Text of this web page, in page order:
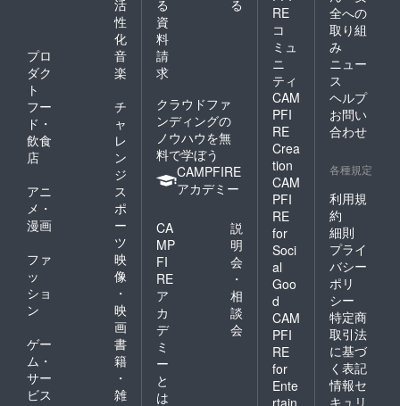
活
性
化
プロ
ダク
ト
音
楽
フー
ド・
飲食
店
チ
ャ
レ
ン
ジ
アニ
メ・
漫画
ス
ポ
ー
ツ
ファ
ッ
ショ
ン
映
像
・
映
画
ゲー
ム・
サー
ビス
書
籍
・
雑
る
る
資
料
請
求
クラウドファ
ンディングの
ノウハウを無
料で学ぼう
CAMPFIRE
アカデミー
CA
MP
FI
RE
ア
カ
デ
ミ
ー
と
は
説
明
会
・
相
談
会
RE
コ
ミュ
ニ
ティ
CAM
PFI
RE
Crea
tion
CAM
PFI
RE
for
Soci
al
Goo
d
CAM
PFI
RE
for
Ente
rtain
全への
取り組
み
ニュー
ス
ヘルプ
お問い
合わせ
各種規定
利用規
約
細則
プライ
バシー
ポリ
シー
特定商
取引法
に基づ
く表記
情報セ
キュリ